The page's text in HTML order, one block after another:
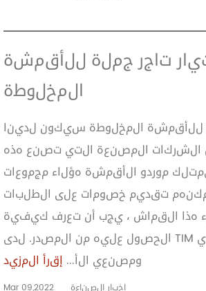
تاجر جملة للأقمشة
المخلوطة
للأقمشة المخلوطة سيكون لدينا
الشركات المصنعة التي تصنع هذه
موردو الأقمشة هؤلاء مجموعات
تقديم خصومات على الطلبات
هذا القماش ، يجب أن تعرف كيفية
الحصول عليه من المصدر. لدى TIM قائمة بموردي
ومصنعي الأ... إقرأ المزيد
Mar 09,2022 اخبار الصناعة